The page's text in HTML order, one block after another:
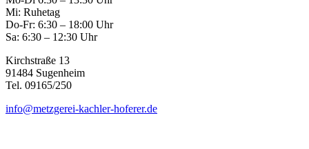
Mi: Ruhetag
Do-Fr: 6:30 – 18:00 Uhr
Sa: 6:30 – 12:30 Uhr
Kirchstraße 13
91484 Sugenheim
Tel. 09165/250
info@metzgerei-kachler-hoferer.de